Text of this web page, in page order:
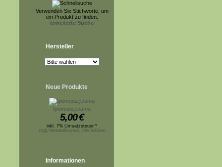
Verwenden Sie Stichworte, um
ein Produkt zu finden.
erweiterte Suche
Hersteller
Neue Produkte
Ipomoea jicama
5,00€
inkl. 7% Umsatzsteuer *
zzgl.Versandkosten, hier klicken
Informationen